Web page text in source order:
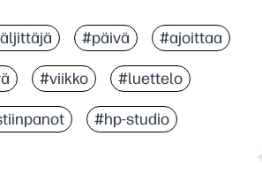
#päivä #ajoittaa
#viikko #luettelo
#hp-studio